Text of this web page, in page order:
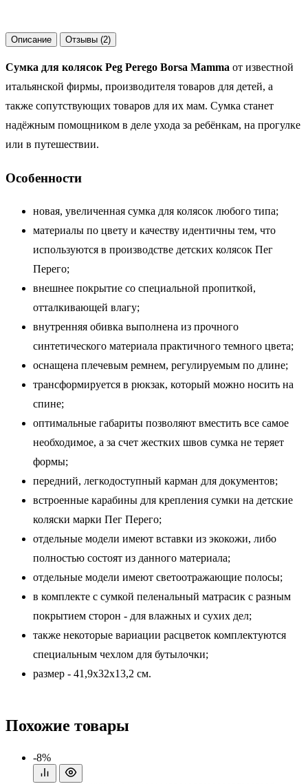
Описание Отзывы (2)
Сумка для колясок Peg Perego Borsa Mamma от известной
итальянской фирмы, производителя товаров для детей, а
также сопутствующих товаров для их мам. Сумка станет
надёжным помощником в деле ухода за ребёнкам, на прогулке
или в путешествии.
Особенности
новая, увеличенная сумка для колясок любого типа;
материалы по цвету и качеству идентичны тем, что
используются в производстве детских колясок Пег
Перего;
внешнее покрытие со специальной пропиткой,
отталкивающей влагу;
внутренняя обивка выполнена из прочного
синтетического материала практичного темного цвета;
оснащена плечевым ремнем, регулируемым по длине;
трансформируется в рюкзак, который можно носить на
спине;
оптимальные габариты позволяют вместить все самое
необходимое, а за счет жестких швов сумка не теряет
формы;
передний, легкодоступный карман для документов;
встроенные карабины для крепления сумки на детские
коляски марки Пег Перего;
отдельные модели имеют вставки из экокожи, либо
полностью состоят из данного материала;
отдельные модели имеют светоотражающие полосы;
в комплекте с сумкой пеленальный матрасик с разным
покрытием сторон - для влажных и сухих дел;
также некоторые вариации расцветок комплектуются
специальным чехлом для бутылочки;
размер - 41,9х32х13,2 см.
Похожие товары
-8%